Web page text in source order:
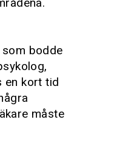
bodde
en kort tid
måste